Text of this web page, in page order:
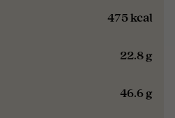
475 kcal
22.8 g
46.6 g